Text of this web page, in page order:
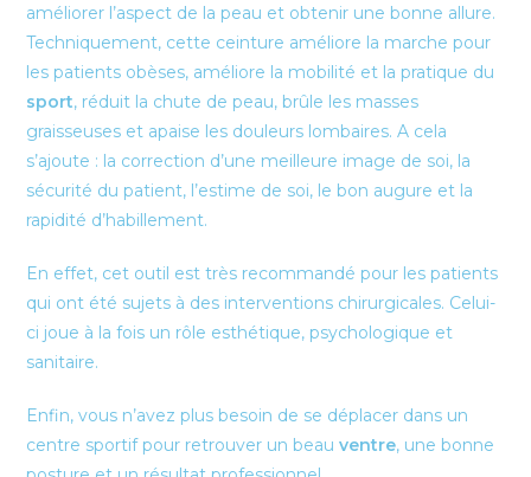
améliorer l’aspect de la peau et obtenir une bonne allure.
Techniquement, cette ceinture améliore la marche pour
les patients obèses, améliore la mobilité et la pratique du
sport, réduit la chute de peau, brûle les masses
graisseuses et apaise les douleurs lombaires. A cela
s’ajoute : la correction d’une meilleure image de soi, la
sécurité du patient, l’estime de soi, le bon augure et la
rapidité d’habillement.
En effet, cet outil est très recommandé pour les patients
qui ont été sujets à des interventions chirurgicales. Celui-
ci joue à la fois un rôle esthétique, psychologique et
sanitaire.
Enfin, vous n’avez plus besoin de se déplacer dans un
centre sportif pour retrouver un beauventre, une bonne